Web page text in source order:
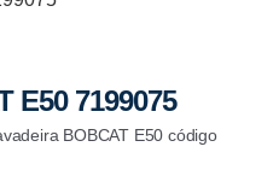
E50 7199075
BOBCAT E50 código